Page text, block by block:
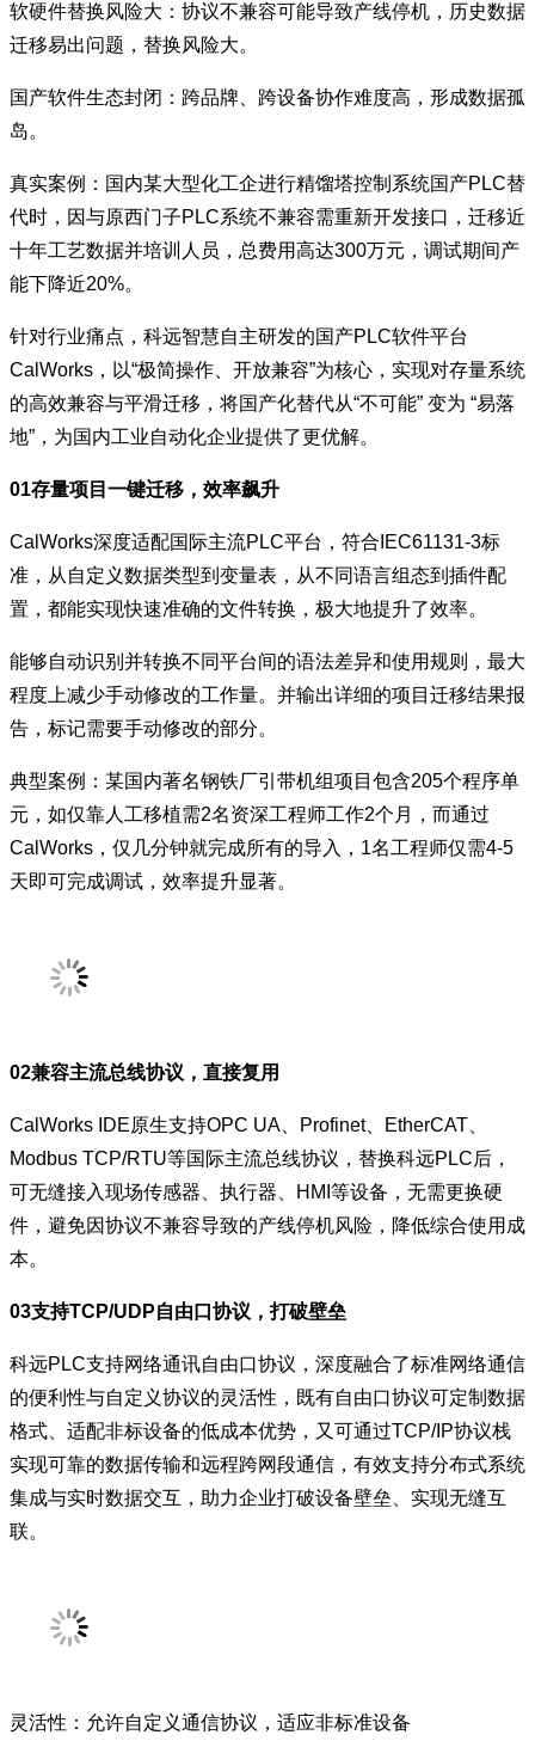
软硬件替换风险大：协议不兼容可能导致产线停机，历史数据
迁移易出问题，替换风险大。
国产软件生态封闭：跨品牌、跨设备协作难度高，形成数据孤
岛。
真实案例：国内某大型化工企进行精馏塔控制系统国产PLC替
代时，因与原西门子PLC系统不兼容需重新开发接口，迁移近
十年工艺数据并培训人员，总费用高达300万元，调试期间产
能下降近20%。
针对行业痛点，科远智慧自主研发的国产PLC软件平台
CalWorks，以“极简操作、开放兼容”为核心，实现对存量系统
的高效兼容与平滑迁移，将国产化替代从“不可能” 变为 “易落
地”，为国内工业自动化企业提供了更优解。
01存量项目一键迁移，效率飙升
CalWorks深度适配国际主流PLC平台，符合IEC61131-3标
准，从自定义数据类型到变量表，从不同语言组态到插件配
置，都能实现快速准确的文件转换，极大地提升了效率。
能够自动识别并转换不同平台间的语法差异和使用规则，最大
程度上减少手动修改的工作量。并输出详细的项目迁移结果报
告，标记需要手动修改的部分。
典型案例：某国内著名钢铁厂引带机组项目包含205个程序单
元，如仅靠人工移植需2名资深工程师工作2个月，而通过
CalWorks，仅几分钟就完成所有的导入，1名工程师仅需4-5
天即可完成调试，效率提升显著。
02兼容主流总线协议，直接复用
CalWorks IDE原生支持OPC UA、Profinet、EtherCAT、
Modbus TCP/RTU等国际主流总线协议，替换科远PLC后，
可无缝接入现场传感器、执行器、HMI等设备，无需更换硬
件，避免因协议不兼容导致的产线停机风险，降低综合使用成
本。
03支持TCP/UDP自由口协议，打破壁垒
科远PLC支持网络通讯自由口协议，深度融合了标准网络通信
的便利性与自定义协议的灵活性，既有自由口协议可定制数据
格式、适配非标设备的低成本优势，又可通过TCP/IP协议栈
实现可靠的数据传输和远程跨网段通信，有效支持分布式系统
集成与实时数据交互，助力企业打破设备壁垒、实现无缝互
联。
灵活性：允许自定义通信协议，适应非标准设备